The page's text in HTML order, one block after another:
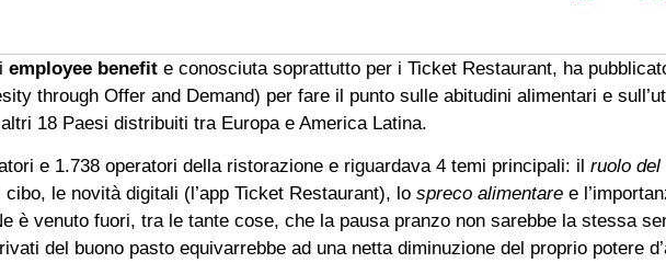
employee benefit e conosciuta soprattutto per i Ticket Restaurant, ha
through Offer and Demand) per fare il punto sulle abitudini alimentari e
18 Paesi distribuiti tra Europa e America Latina.
e 1.738 operatori della ristorazione e riguardava 4 temi principali: il ruolo del
le novità digitali (l’app Ticket Restaurant), lo spreco alimentare e
è venuto fuori, tra le tante cose, che la pausa pranzo non sarebbe la stessa
del buono pasto equivarrebbe ad una netta diminuzione del proprio potere